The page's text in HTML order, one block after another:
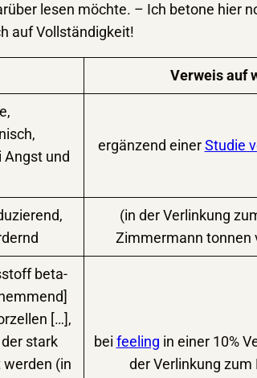
lesen möchte. – Ich betone hier
auf Vollständigkeit!
Verweis auf
und
ergänzend einer Studie
(in der Verlinkung
Zimmermann tonnen
beta-
[…],
stark
werden (in
bei feeling in einer 10%
der Verlinkung zum